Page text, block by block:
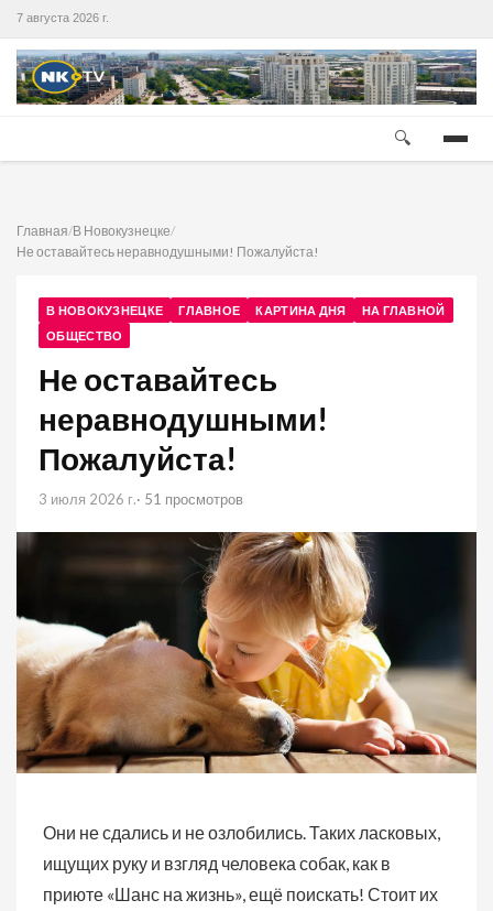
7 августа 2026 г.
🔍
Главная/В Новокузнецке/
Не оставайтесь неравнодушными! Пожалуйста!
В НОВОКУЗНЕЦКЕ ГЛАВНОЕ КАРТИНА ДНЯ
НА ГЛАВНОЙ
ОБЩЕСТВО
Не оставайтесь
неравнодушными!
Пожалуйста!
3 июля 2026 г.· 51 просмотров
Они не сдались и не озлобились. Таких ласковых,
ищущих руку и взгляд человека собак, как в
приюте «Шанс на жизнь», ещё поискать! Стоит их